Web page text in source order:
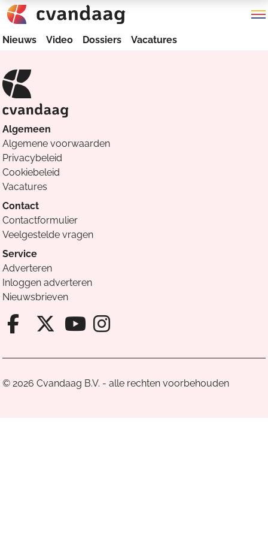
Nieuws Video Dossiers Vacatures
Algemeen
Algemene voorwaarden
Privacybeleid
Cookiebeleid
Vacatures
Contact
Contactformulier
Veelgestelde vragen
Service
Adverteren
Inloggen adverteren
Nieuwsbrieven
Facebook van Cvandaag
X van Cvandaag
Instagram van
© 2026 Cvandaag B.V. - alle rechten voorbehouden